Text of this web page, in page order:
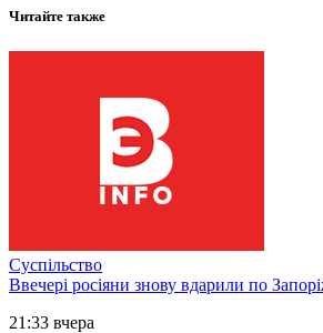
Читайте также
Суспільство
Ввечері росіяни знову вдарили по
21:33 вчера